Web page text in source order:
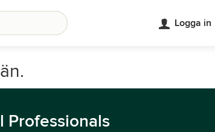
Logga in
Professionals